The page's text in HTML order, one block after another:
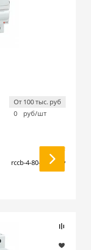
От 100 тыс. руб
0
руб/шт
EKF
rccb-4-80-500-g-av